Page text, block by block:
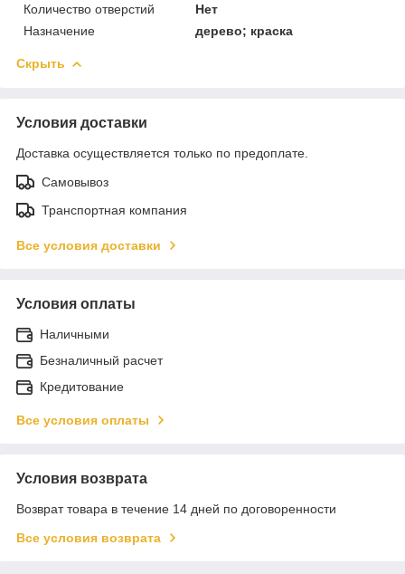
Количество отверстий
Нет
Назначение
дерево; краска
Скрыть
Условия доставки
Доставка осуществляется только по предоплате.
Самовывоз
Транспортная компания
Все условия доставки
Условия оплаты
Наличными
Безналичный расчет
Кредитование
Все условия оплаты
Условия возврата
Возврат товара в течение 14 дней по договоренности
Все условия возврата